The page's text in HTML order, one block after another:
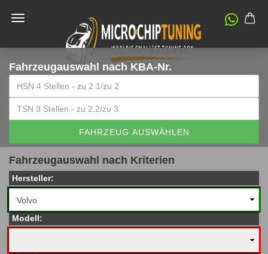
Fahrzeugauswahl nach KBA-Nr.
FAHRZEUG AUSWÄHLEN
Fahrzeugauswahl nach Kriterien
Hersteller:
Modell: